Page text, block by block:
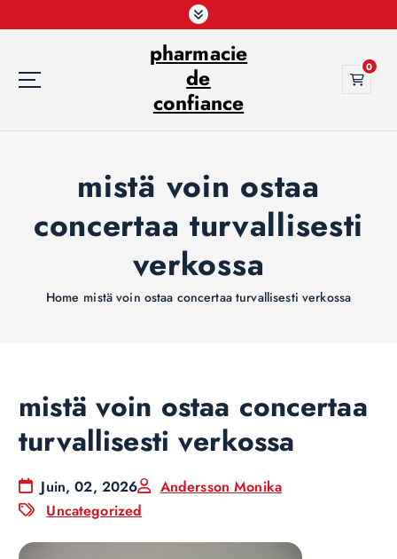
k
pharmacie
de
confiance
0
mistä voin ostaa
concertaa turvallisesti
verkossa
Home mistä voin ostaa concertaa turvallisesti verkossa
mistä voin ostaa concertaa
turvallisesti verkossa
Juin, 02, 2026
Andersson Monika
Uncategorized